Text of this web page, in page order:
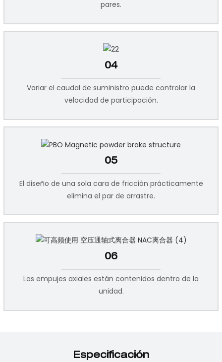
pares.
04
Variar el caudal de suministro puede controlar la
velocidad de participación.
05
El diseño de una sola cara de fricción prácticamente
elimina el par de arrastre.
06
Los empujes axiales están contenidos dentro de la
unidad.
Especificación